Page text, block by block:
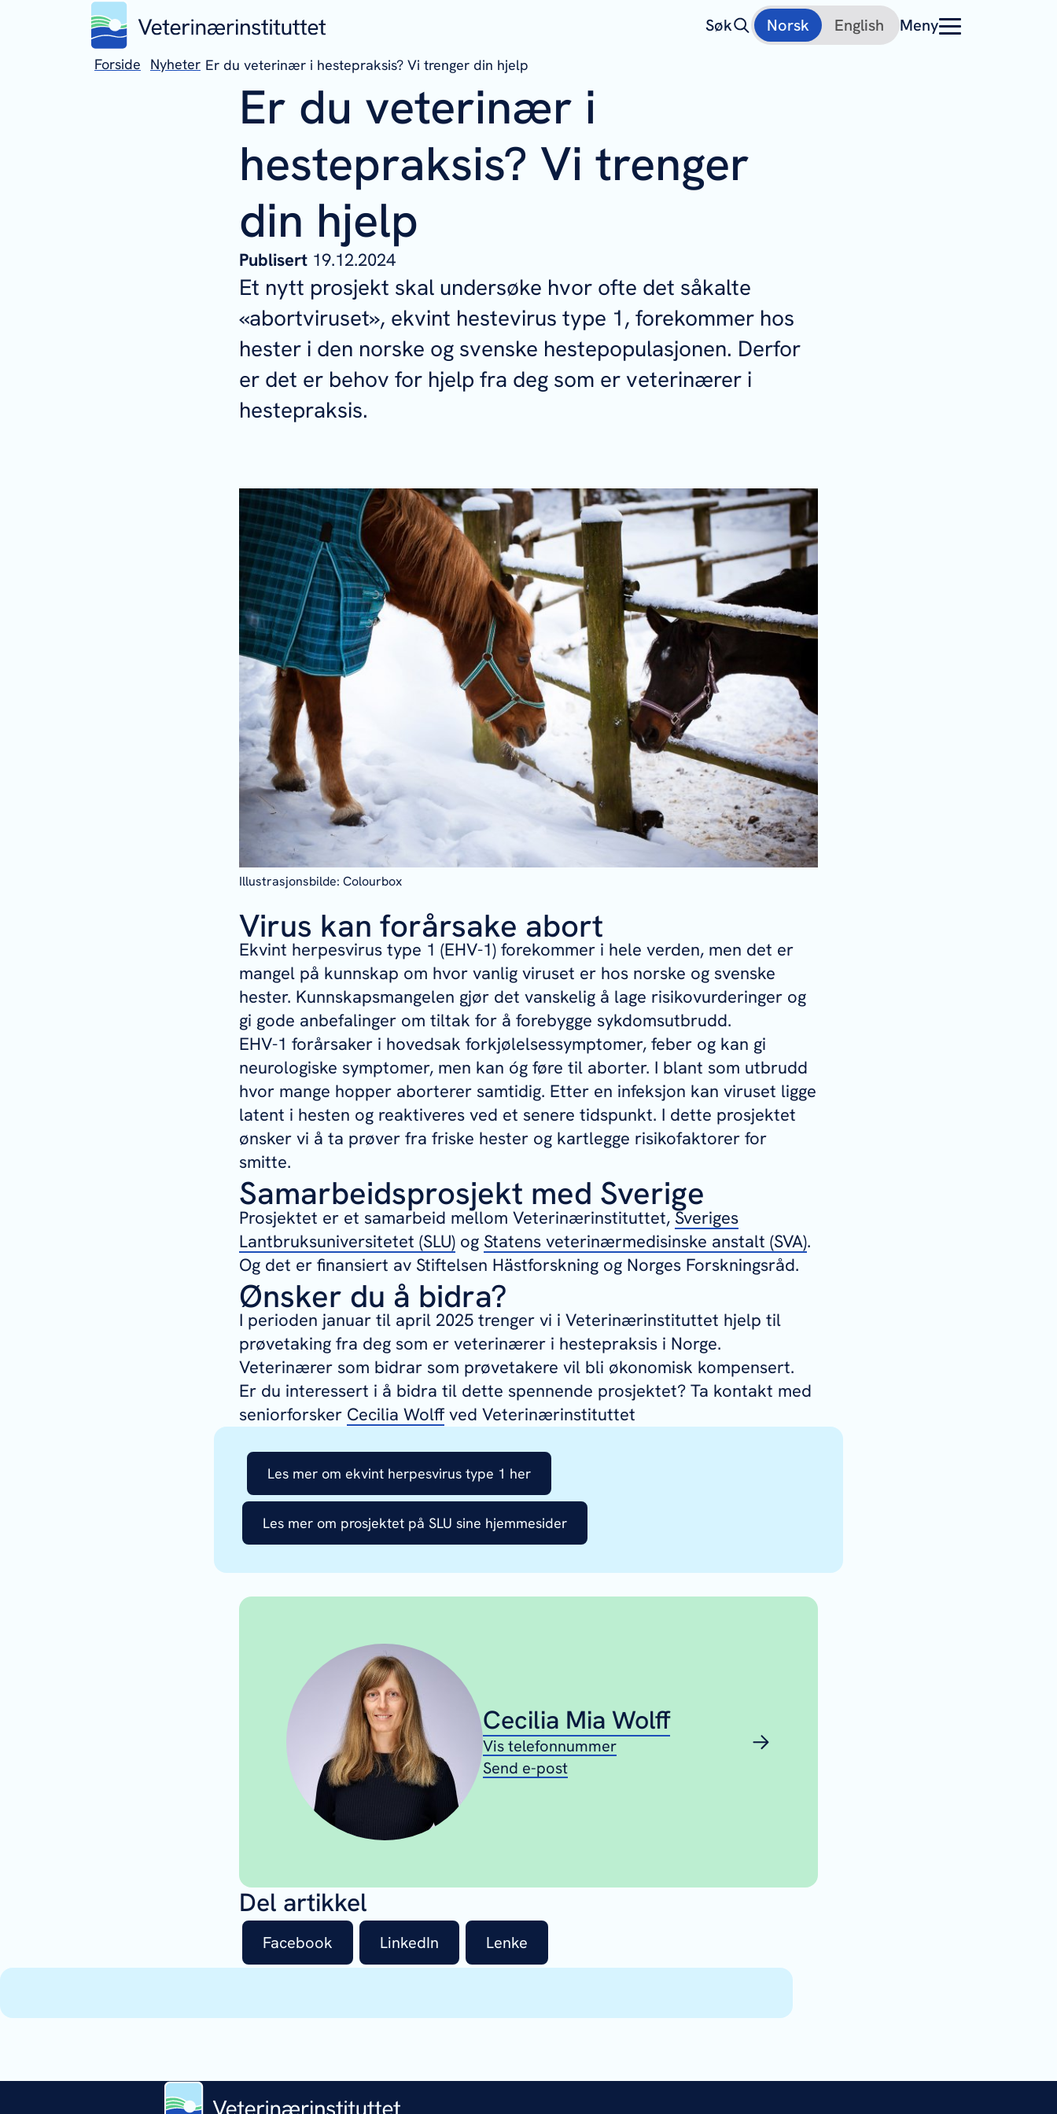
Søk Norsk English Meny
Forside Nyheter Er du veterinær i hestepraksis? Vi trenger din hjelp
Er du veterinær i
hestepraksis? Vi trenger
din hjelp
Publisert 19.12.2024
Et nytt prosjekt skal undersøke hvor ofte det såkalte
«abortviruset», ekvint hestevirus type 1, forekommer hos
hester i den norske og svenske hestepopulasjonen. Derfor
er det er behov for hjelp fra deg som er veterinærer i
hestepraksis.
Illustrasjonsbilde: Colourbox
Virus kan forårsake abort
Ekvint herpesvirus type 1 (EHV-1) forekommer i hele verden, men det er
mangel på kunnskap om hvor vanlig viruset er hos norske og svenske
hester. Kunnskapsmangelen gjør det vanskelig å lage risikovurderinger og
gi gode anbefalinger om tiltak for å forebygge sykdomsutbrudd.
EHV-1 forårsaker i hovedsak forkjølelsessymptomer, feber og kan gi
neurologiske symptomer, men kan óg føre til aborter. I blant som utbrudd
hvor mange hopper aborterer samtidig. Etter en infeksjon kan viruset ligge
latent i hesten og reaktiveres ved et senere tidspunkt. I dette prosjektet
ønsker vi å ta prøver fra friske hester og kartlegge risikofaktorer for
smitte.
Samarbeidsprosjekt med Sverige
Prosjektet er et samarbeid mellom Veterinærinstituttet,Sveriges
Lantbruksuniversitetet (SLU) og Statens veterinærmedisinske anstalt (SVA).
Og det er finansiert av Stiftelsen Hästforskning og Norges Forskningsråd.
Ønsker du å bidra?
I perioden januar til april 2025 trenger vi i Veterinærinstituttet hjelp til
prøvetaking fra deg som er veterinærer i hestepraksis i Norge.
Veterinærer som bidrar som prøvetakere vil bli økonomisk kompensert.
Er du interessert i å bidra til dette spennende prosjektet? Ta kontakt med
seniorforsker Cecilia Wolff ved Veterinærinstituttet
Les mer om ekvint herpesvirus type 1 her
Les mer om prosjektet på SLU sine hjemmesider
Cecilia Mia Wolff
Vis telefonnummer
Send e-post
Del artikkel
Facebook LinkedIn Lenke